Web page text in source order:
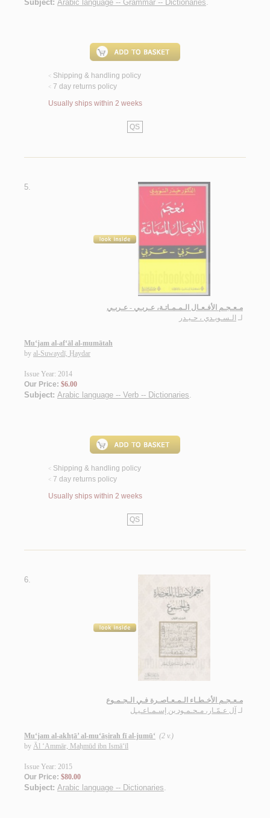
Subject: Arabic language -- Grammar -- Dictionaries.
< Shipping & handling policy
< 7 day returns policy
Usually ships within 2 weeks
QS
5.
مـعـجـم الأفـعـال الـمـمـاتـة، عـربـي - عـربـي
لـ الـسـويـدي ، حـيـدر
Mu‘jam al-af‘āl al-mumātah
by al-Suwaydī, Ḥaydar
Issue Year: 2014
Our Price: $6.00
Subject: Arabic language -- Verb -- Dictionaries.
< Shipping & handling policy
< 7 day returns policy
Usually ships within 2 weeks
QS
6.
مـعـجـم الأخـطـاء الـمـعـاصـرة فـي الـجـمـوع
لـ آل عـمّـار، مـحـمـود بن إسـمـاعـيـل
Mu‘jam al-akhṭā’ al-mu‘āṣirah fī al-jumū‘ (2 v.)
by Āl ‘Ammār, Maḥmūd ibn Ismā‘īl
Issue Year: 2015
Our Price: $80.00
Subject: Arabic language -- Dictionaries.